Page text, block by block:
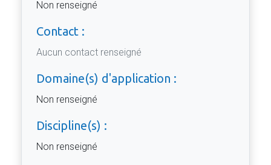
Non renseigné
Contact :
Aucun contact renseigné
Domaine(s) d'application :
Non renseigné
Discipline(s) :
Non renseigné